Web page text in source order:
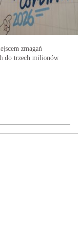
zmagań
do trzech milionów